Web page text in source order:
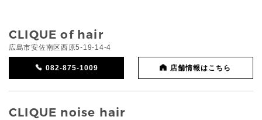
CLIQUE of hair
広島市安佐南区西原5-19-14-4
082-875-1009 店舗情報はこちら
CLIQUE noise hair